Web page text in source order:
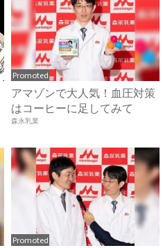
Promoted
アマゾンで大人気！血圧対策
はコーヒーに足してみて
森永乳業
Promoted